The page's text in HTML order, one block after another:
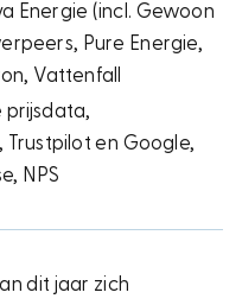
Energie (incl. Gewoon
Pure Energie,
Vattenfall
prijsdata,
en Google,
NPS
dit jaar zich